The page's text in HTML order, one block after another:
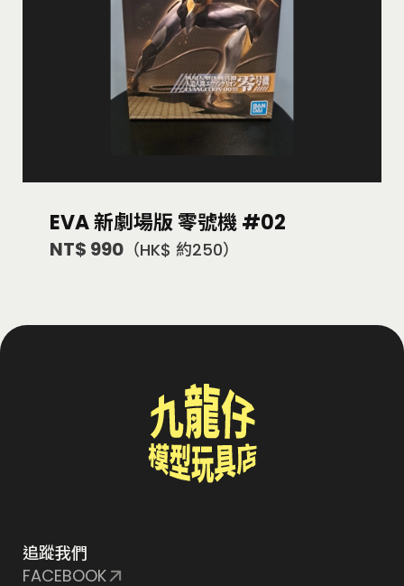
EVA 新劇場版 零號機 #02
NT$ 990 （HK$ 約250）
追蹤我們
FACEBOOK